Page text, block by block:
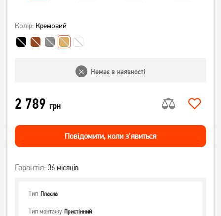
Колір: Кремовий
Немає в наявності
2 789 грн
Повiдомити, коли з'явиться
Гарантія: 36 місяців
Тип Пласка
Тип монтажу Пристінний